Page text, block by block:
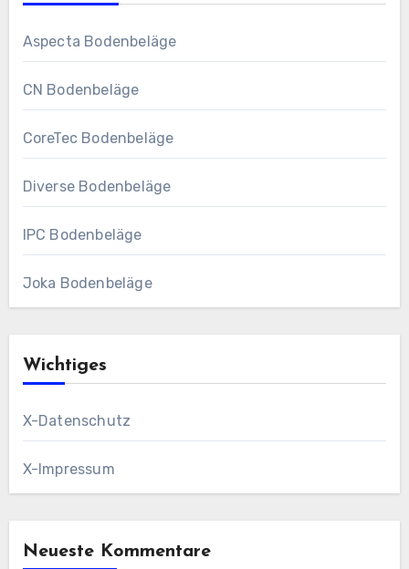
Aspecta Bodenbeläge
CN Bodenbeläge
CoreTec Bodenbeläge
Diverse Bodenbeläge
IPC Bodenbeläge
Joka Bodenbeläge
Wichtiges
X-Datenschutz
X-Impressum
Neueste Kommentare